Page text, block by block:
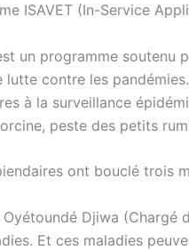
ISAVET (In-Service
un programme soutenu
lutte contre les
à la surveillance
peste des petits
ont bouclé trois
Oyétoundé Djiwa (Chargé
Et ces maladies